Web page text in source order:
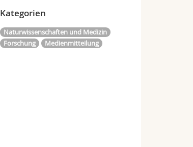
Kategorien
Naturwissenschaften und Medizin
Forschung
Medienmitteilung